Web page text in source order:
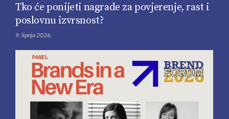
Tko će ponijeti nagrade za povjerenje, rast i
poslovnu izvrsnost?
9. lipnja 2026.